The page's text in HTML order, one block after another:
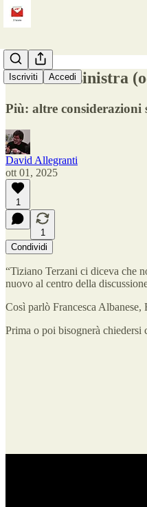
Iscriviti Accedi
Il vuoto a sinistra
Più: altre
David Allegranti
ott 01, 2025
1
1
Condividi
“Tiziano Terzani ci diceva che
nuovo al centro della
Così parlò Francesca
Prima o poi bisognerà chiedersi